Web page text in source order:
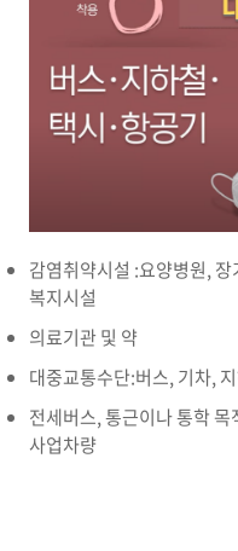
감염취약시설 :요양병원,
복지시설
의료기관 및 약
대중교통수단:버스, 기차,
전세버스, 통근이나 통학
사업차량